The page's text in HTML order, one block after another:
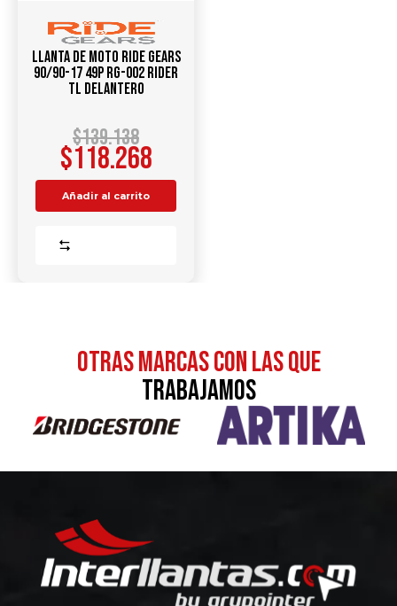
Llanta de Moto RIDE GEARS
90/90-17 49P RG-002 RIDER
TL DELANTERO
$139.138
$118.268
Añadir al carrito
otras MARCAS CON LAS QUE
TRABAJAMOS